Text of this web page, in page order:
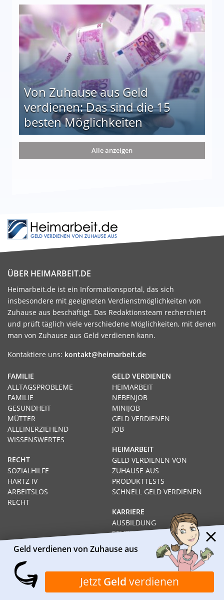
auf einen Blick
Von Zuhause aus Geld
verdienen: Das sind die 15
besten Möglichkeiten
die 15 besten Möglichkeiten
Alle anzeigen
ÜBER HEIMARBEIT.DE
Heimarbeit.de ist ein Informationsportal, das sich
insbesondere mit geeigneten Verdienstmöglichkeiten von
Zuhause aus beschäftigt. Das Redaktionsteam recherchiert
und prüft täglich viele verschiedene Möglichkeiten, mit denen
man von Zuhause aus Geld verdienen kann.
Kontaktiere uns: kontakt@heimarbeit.de
GELD VERDIENEN
HEIMARBEIT
NEBENJOB
MINIJOB
GELD VERDIENEN
JOB
HEIMARBEIT
GELD VERDIENEN VON
ZUHAUSE AUS
PRODUKTTESTS
SCHNELL GELD VERDIENEN
KARRIERE
AUSBILDUNG
STUDIUM
GEHÄLTER
FAMILIE
ALLTAGSPROBLEME
FAMILIE
GESUNDHEIT
MÜTTER
ALLEINERZIEHEND
WISSENSWERTES
RECHT
SOZIALHILFE
HARTZ IV
ARBEITSLOS
RECHT
Impressum Datenschutz Kontakt
Über Heimarbeit.de
© 2026I❶I Heimarbeit.de
Geld verdienen von Zuhause aus
Jetzt Geld verdienen